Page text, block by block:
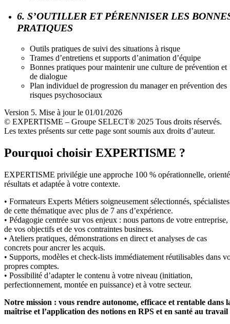
6. S’OUTILLER ET PÉRENNISER LES
PRATIQUES
Outils pratiques de suivi des situations à risque
Trames d’entretiens et supports d’animation d’équipe
Bonnes pratiques pour maintenir une culture de prévention et
de dialogue
Plan individuel de progression du manager en prévention des
risques psychosociaux
Version 5. Mise à jour le 01/01/2026
© EXPERTISME – Groupe SELECT® 2025 Tous droits réservés.
Les textes présents sur cette page sont soumis aux droits d’auteur.
Pourquoi choisir EXPERTISME ?
EXPERTISME privilégie une approche 100 % opérationnelle,
résultats et adaptée à votre contexte.
• Formateurs Experts Métiers soigneusement sélectionnés, spécialistes
de cette thématique avec plus de 7 ans d’expérience.
• Pédagogie centrée sur vos enjeux : nous partons de votre entreprise,
de vos objectifs et de vos contraintes business.
• Ateliers pratiques, démonstrations en direct et analyses de cas
concrets pour ancrer les acquis.
• Supports, modèles et check-lists immédiatement réutilisables dans
propres comptes.
• Possibilité d’adapter le contenu à votre niveau (initiation,
perfectionnement, montée en puissance) et à votre secteur.
Notre mission : vous rendre autonome, efficace et rentable dans
maîtrise et l’application des notions en RPS et en santé au travail